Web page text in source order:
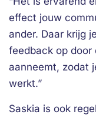
effect jouw
ander. Daar krijg
feedback op door
aanneemt, zodat
werkt.”
Saskia is ook